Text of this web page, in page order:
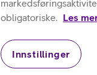
obligatoriske. Les
Innstillinger